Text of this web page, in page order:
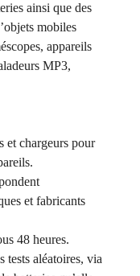
ainsi que des
mobiles
appareils
MP3,
et chargeurs pour
et fabricants
48 heures.
tests aléatoires, via